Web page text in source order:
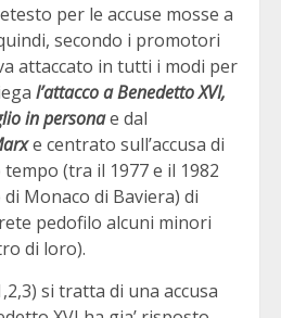
per le accuse mosse a
secondo i promotori
attaccato in tutti i modi per
l’attacco a Benedetto XVI,
in personae dal
e centrato sull’accusa di
(tra il 1977 e il 1982
Monaco di Baviera) di
pedofilo alcuni minori
di loro).
si tratta di una accusa